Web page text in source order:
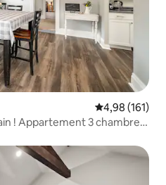
Évaluation
4,98 (161)
! Appartement 3 chambres